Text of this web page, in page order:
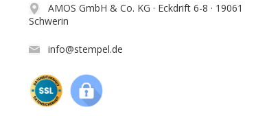
AMOS GmbH & Co. KG · Eckdrift 6-8 · 19061
Schwerin
info@stempel.de